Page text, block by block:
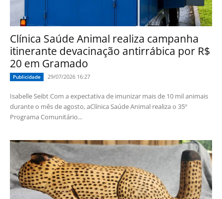
Clínica Saúde Animal realiza campanha
itinerante devacinação antirrábica por R$
20 em Gramado
Publicidade 29/07/2026 16:27
Isabelle Seibt Com a expectativa de imunizar mais de 10 mil animais
durante o mês de agosto, aClínica Saúde Animal realiza o 35º
Programa Comunitário...